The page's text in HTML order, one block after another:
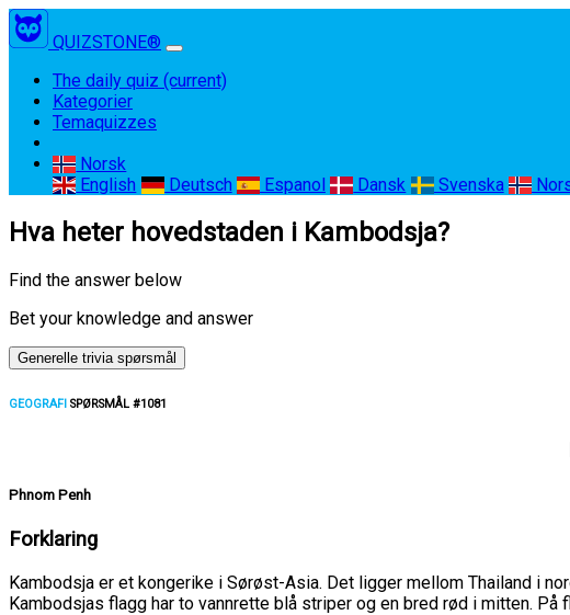
QUIZSTONE®
The daily quiz (current)
Kategorier
Temaquizzes
Norsk
English
Deutsch Espanol Dansk Svenska
Hva heter hovedstaden i Kambodsja?
Find the answer below
Bet your knowledge and answer
Generelle trivia spørsmål
GEOGRAFI SPØRSMÅL #1081
Phnom Penh
Forklaring
Kambodsja er et kongerike i Sørøst-Asia. Det ligger mellom Thailand i
Kambodsjas flagg har to vannrette blå striper og en bred rød i mitten.